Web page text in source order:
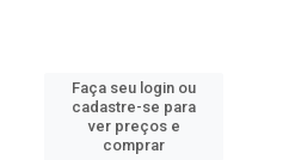
Faça seu login ou
cadastre-se para
ver preços e
comprar